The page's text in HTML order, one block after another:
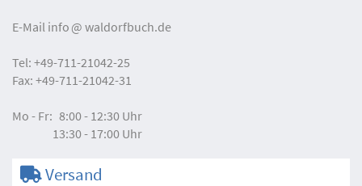
E-Mail info waldorfbuch.de
Tel: +49-711-21042-25
Fax: +49-711-21042-31
Mo - Fr: 8:00 - 12:30 Uhr
13:30 - 17:00 Uhr
Versand